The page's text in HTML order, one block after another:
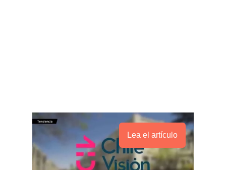
Lea el artículo